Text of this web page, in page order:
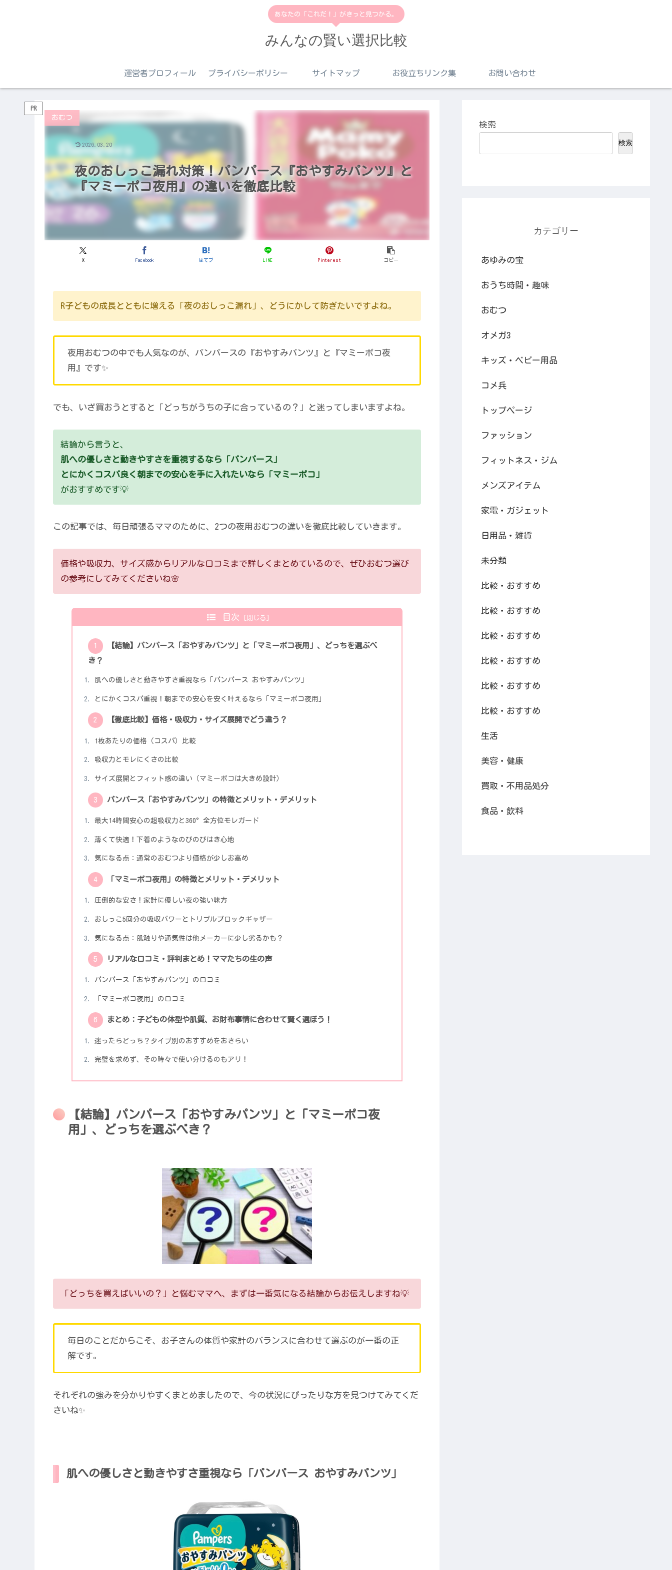
あなたの「これだ！」がきっと見つかる。
みんなの賢い選択比較
運営者プロフィール プライバシーポリシー サイトマップ お役立ちリンク集 お問い合わせ
PR
夜のおしっこ漏れ対策！パンパース『おやすみパンツ』と
『マミーポコ夜用』の違いを徹底比較
おむつ
X Facebook はてブ LINE Pinterest コピー
2026.03.20
R子どもの成長とともに増える「夜のおしっこ漏れ」、どうにかして防ぎたいですよね。
夜用おむつの中でも人気なのが、パンパースの『おやすみパンツ』と『マミーポコ夜
用』です✨
でも、いざ買おうとすると「どっちがうちの子に合っているの？」と迷ってしまいますよね。
結論から言うと、
肌への優しさと動きやすさを重視するなら「パンパース」
とにかくコスパ良く朝までの安心を手に入れたいなら「マミーポコ」
がおすすめです💡
この記事では、毎日頑張るママのために、2つの夜用おむつの違いを徹底比較していきます。
価格や吸収力、サイズ感からリアルな口コミまで詳しくまとめているので、ぜひおむつ選び
の参考にしてみてくださいね🌸
目次
【結論】パンパース「おやすみパンツ」と「マミーポコ夜用」、どっちを選ぶべ
き？
肌への優しさと動きやすさ重視なら「パンパース おやすみパンツ」
とにかくコスパ重視！朝までの安心を安く叶えるなら「マミーポコ夜用」
【徹底比較】価格・吸収力・サイズ展開でどう違う？
1枚あたりの価格（コスパ）比較
吸収力とモレにくさの比較
サイズ展開とフィット感の違い（マミーポコは大きめ設計）
パンパース「おやすみパンツ」の特徴とメリット・デメリット
最大14時間安心の超吸収力と360°全方位モレガード
薄くて快適！下着のようなのびのびはき心地
気になる点：通常のおむつより価格が少しお高め
「マミーポコ夜用」の特徴とメリット・デメリット
圧倒的な安さ！家計に優しい夜の強い味方
おしっこ5回分の吸収パワーとトリプルブロックギャザー
気になる点：肌触りや通気性は他メーカーに少し劣るかも？
リアルな口コミ・評判まとめ！ママたちの生の声
パンパース「おやすみパンツ」の口コミ
「マミーポコ夜用」の口コミ
まとめ：子どもの体型や肌質、お財布事情に合わせて賢く選ぼう！
迷ったらどっち？タイプ別のおすすめをおさらい
完璧を求めず、その時々で使い分けるのもアリ！
【結論】パンパース「おやすみパンツ」と「マミーポコ夜
用」、どっちを選ぶべき？
「どっちを買えばいいの？」と悩むママへ、まずは一番気になる結論からお伝えしますね💡
毎日のことだからこそ、お子さんの体質や家計のバランスに合わせて選ぶのが一番の正
解です。
それぞれの強みを分かりやすくまとめましたので、今の状況にぴったりな方を見つけてみてくだ
さいね✨
肌への優しさと動きやすさ重視なら「パンパース おやすみパンツ」
検索
検索
カテゴリー
あゆみの宝
おうち時間・趣味
おむつ
オメガ3
キッズ・ベビー用品
コメ兵
トップページ
ファッション
フィットネス・ジム
メンズアイテム
家電・ガジェット
日用品・雑貨
未分類
比較・おすすめ
比較・おすすめ
比較・おすすめ
比較・おすすめ
比較・おすすめ
比較・おすすめ
生活
美容・健康
買取・不用品処分
食品・飲料